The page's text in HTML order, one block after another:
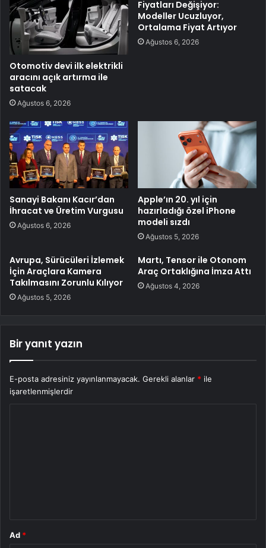
Otomotiv devi ilk elektrikli
aracını açık artırma ile
satacak
Ağustos 6, 2026
Fiyatları Değişiyor:
Modeller Ucuzluyor,
Ortalama Fiyat Artıyor
Ağustos 6, 2026
Sanayi Bakanı Kacır’dan
İhracat ve Üretim Vurgusu
Ağustos 6, 2026
Apple’ın 20. yıl için
hazırladığı özel iPhone
modeli sızdı
Ağustos 5, 2026
Avrupa, Sürücüleri İzlemek
İçin Araçlara Kamera
Takılmasını Zorunlu Kılıyor
Ağustos 5, 2026
Martı, Tensor ile Otonom
Araç Ortaklığına İmza Attı
Ağustos 4, 2026
Bir yanıt yazın
E-posta adresiniz yayınlanmayacak. Gerekli alanlar * ile
işaretlenmişlerdir
Ad *